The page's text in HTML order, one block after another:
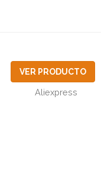
VER PRODUCTO
Aliexpress